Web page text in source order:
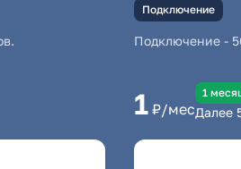
Подключение
Подключение -
1 ₽/мес
1
Далее